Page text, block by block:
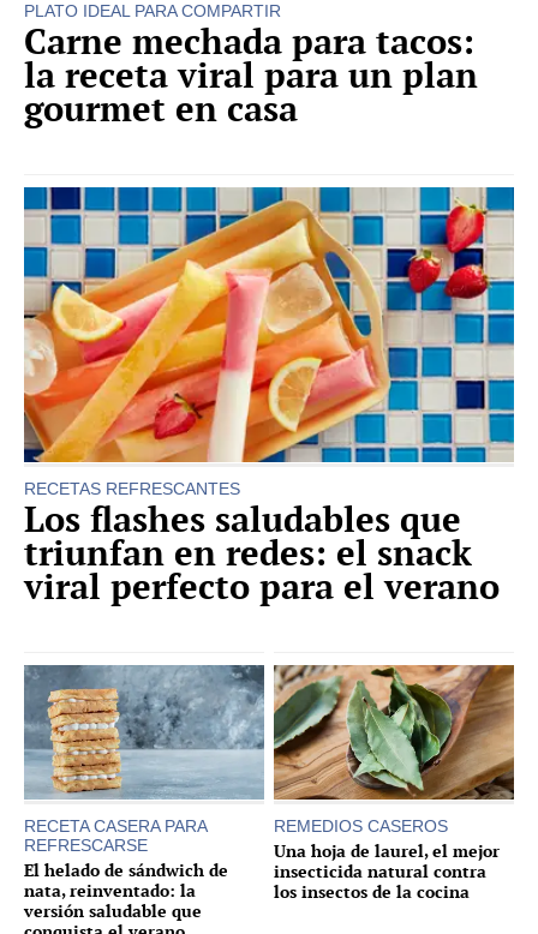
PLATO IDEAL PARA COMPARTIR
Carne mechada para tacos:
la receta viral para un plan
gourmet en casa
RECETAS REFRESCANTES
Los flashes saludables que
triunfan en redes: el snack
viral perfecto para el verano
RECETA CASERA PARA
REFRESCARSE
El helado de sándwich de
nata, reinventado: la
versión saludable que
REMEDIOS CASEROS
Una hoja de laurel, el mejor
insecticida natural contra
los insectos de la cocina